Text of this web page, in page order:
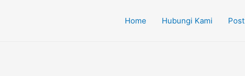
Home Hubungi Kami Post